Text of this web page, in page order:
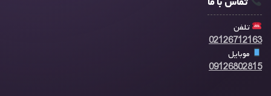
تلفن
02126712163
موبایل
09126802815